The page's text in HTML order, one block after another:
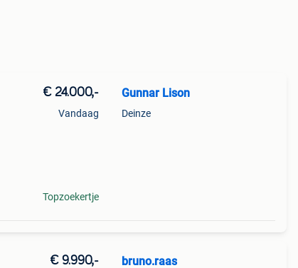
€ 24.000,-
Vandaag
Topzoekertje
Gunnar Lison
Deinze
€ 9.990,- bruno.raas